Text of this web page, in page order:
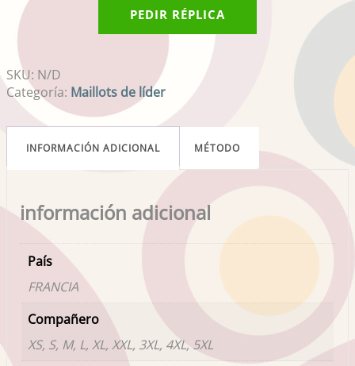
PEDIR RÉPLICA
SKU: N/D
Categoría: Maillots de líder
INFORMACIÓN ADICIONAL MÉTODO
información adicional
País
FRANCIA
Compañero
XS, S, M, L, XL, XXL, 3XL, 4XL, 5XL